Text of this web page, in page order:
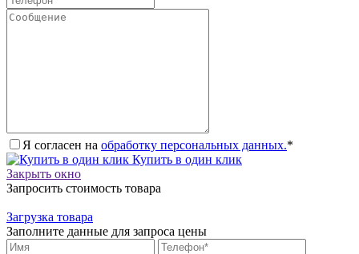
Я согласен на обработку персональных данных.*
Купить в один клик
Закрыть окно
Запросить стоимость товара
Загрузка товара
Заполните данные для запроса цены